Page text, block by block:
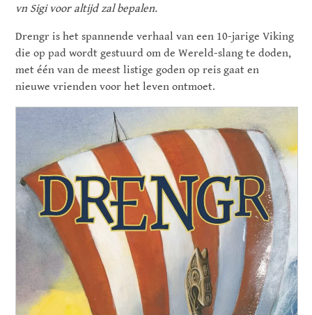
vn Sigi voor altijd zal bepalen.
Drengr is het spannende verhaal van een 10-jarige Viking
die op pad wordt gestuurd om de Wereld-slang te doden,
met één van de meest listige goden op reis gaat en
nieuwe vrienden voor het leven ontmoet.